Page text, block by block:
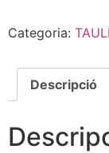
Categoria:
Descripció